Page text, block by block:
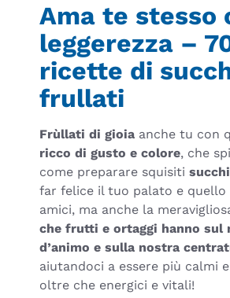
Ama te stesso
leggerezza –
ricette di
frullati
Frùllati di gioia anche tu con
ricco di gusto e colore, che
come preparare squisiti succhi
far felice il tuo palato e quello
amici, ma anche la
che frutti e ortaggi hanno sul
d’animo e sulla nostra
aiutandoci a essere più calmi
oltre che energici e vitali!